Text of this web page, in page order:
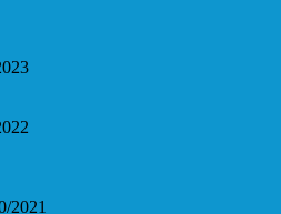
2021